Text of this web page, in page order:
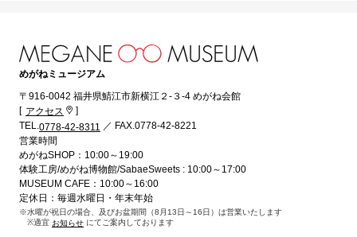
めがねミュージアム
〒916-0042 福井県鯖江市新横江２-３-4 めがね会館
[ アクセス
]
TEL.0778-42-8311 ／ FAX.0778-42-8221
営業時間
めがねSHOP：10:00～19:00
体験工房/めがね博物館/SabaeSweets : 10:00～17:00
MUSEUM CAFE：10:00～16:00
定休日：毎週水曜日・年末年始
※水曜が祝日の場合、及びお盆期間（8月13日～16日）は営業いたします
※適宜 お知らせ にてご案内しております